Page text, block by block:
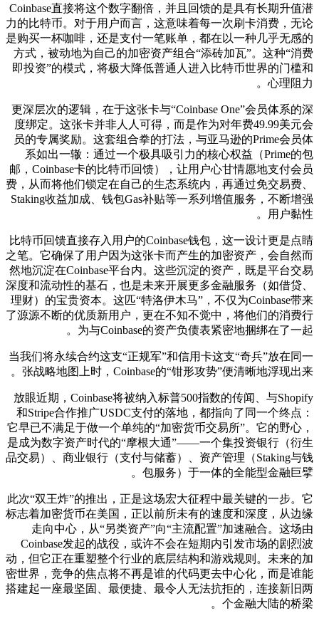
Coinbase直接将这个数字翻倍，并且回馈的是具有长期升值潜
力的比特币。对于用户而言，这意味着每一次刷卡消费，无论
是购买一杯咖啡，还是支付一笔账单，都在以一种几乎无感的
方式，被动地为自己的加密资产组合“添砖加瓦”。这种“消费
即投资”的模式，将极大降低普通人进入比特币世界的门槛和
心理阻力。
更深层次的逻辑，在于这张卡与“Coinbase One”会员体系的深
度绑定。这张卡并非人人可得，而是作为对年费49.99美元会
员的专属奖励。这套组合拳的打法，与亚马逊的Prime会员体
系如出一辙：通过一个极具吸引力的核心权益（Prime的包
邮，Coinbase卡的比特币回馈），让用户心甘情愿地支付会员
费，从而将他们锁定在自己的生态系统内，再通过免交易费、
Staking收益加成、钱包Gas补贴等一系列增值服务，不断增强
用户黏性。
比特币回馈直接存入用户的Coinbase钱包，这一设计更是点睛
之笔。它确保了用户因为这张卡而产生的加密资产，会自然而
然地沉淀在Coinbase平台内。这些沉淀的资产，既是平台交易
深度和流动性的基石，也是未来开展更多金融服务（如借贷、
理财）的宝贵资本。这匹“特洛伊木马”，不仅为Coinbase带来
了源源不断的优质新用户，更在不知不觉中，将他们的消费行
为与Coinbase的资产负债表紧密地捆绑在了一起。
当我们将永续合约这支“正规军”和信用卡这支“奇兵”放在同一
张战略地图上时，Coinbase的“钳形攻势”便清晰地浮现出来。
放眼近期，Coinbase将被纳入标普500指数的传闻、与Shopify
和Stripe合作推广USDC支付的落地，都指向了同一个终点：
它早已不满足于做一个单纯的“加密货币交易所”。它的野心，
是成为数字资产时代的“摩根大通”——一个集投资银行（衍生
品交易）、商业银行（支付与储蓄）、资产管理（Staking与钱
包服务）于一体的全能型金融巨擘。
此次“双王炸”的推出，正是这场宏大征程中最关键的一步。它
标志着加密货币在美国，正以前所未有的速度和深度，从边缘
走向中心，从“另类资产”向“主流配置”加速融合。这场由
Coinbase发起的战役，或许不会在短期内引发市场的剧烈波
动，但它正在重塑整个行业的底层结构和游戏规则。未来的加
密世界，竞争的焦点将不再是谁的代码更去中心化，而是谁能
搭建起一座最坚固、最便捷、最令人无法抗拒的，连接新旧两
个金融大陆的桥梁。